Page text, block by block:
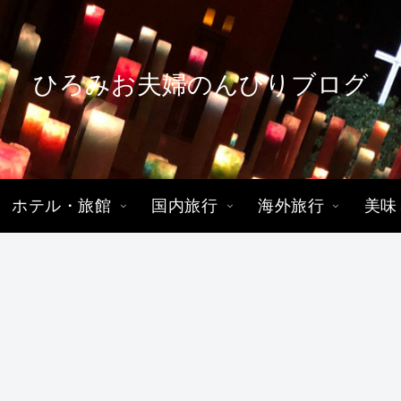
ひろみお夫婦のんびりブログ
ホテル・旅館 国内旅行 海外旅行 美